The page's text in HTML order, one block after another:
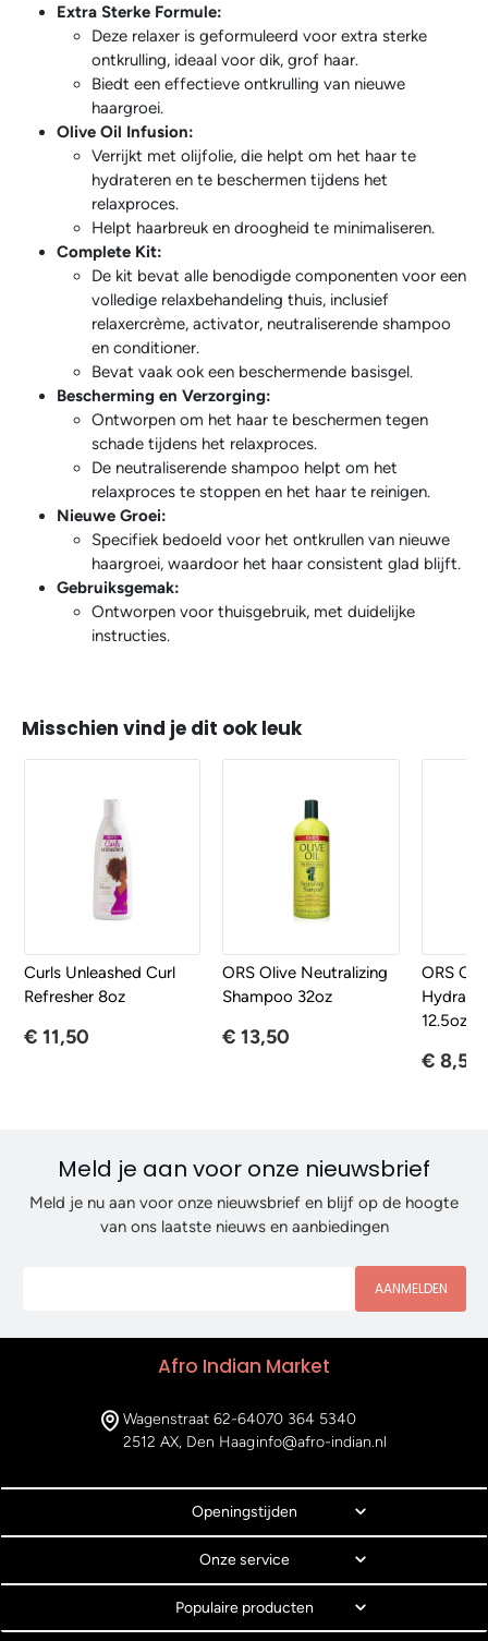
Extra Sterke Formule:
Deze relaxer is geformuleerd voor extra sterke
ontkrulling, ideaal voor dik, grof haar.
Biedt een effectieve ontkrulling van nieuwe
haargroei.
Olive Oil Infusion:
Verrijkt met olijfolie, die helpt om het haar te
hydrateren en te beschermen tijdens het
relaxproces.
Helpt haarbreuk en droogheid te minimaliseren.
Complete Kit:
De kit bevat alle benodigde componenten voor een
volledige relaxbehandeling thuis, inclusief
relaxercrème, activator, neutraliserende shampoo
en conditioner.
Bevat vaak ook een beschermende basisgel.
Bescherming en Verzorging:
Ontworpen om het haar te beschermen tegen
schade tijdens het relaxproces.
De neutraliserende shampoo helpt om het
relaxproces te stoppen en het haar te reinigen.
Nieuwe Groei:
Specifiek bedoeld voor het ontkrullen van nieuwe
haargroei, waardoor het haar consistent glad blijft.
Gebruiksgemak:
Ontworpen voor thuisgebruik, met duidelijke
instructies.
Misschien vind je dit ook leuk
Curls Unleashed Curl
Refresher 8oz
€ 11,50
ORS Olive Neutralizing
Shampoo 32oz
€ 13,50
ORS
12.5oz
€ 8,50
Meld je aan voor onze nieuwsbrief
Meld je nu aan voor onze nieuwsbrief en blijf op de hoogte
van ons laatste nieuws en aanbiedingen
AANMELDEN
Afro Indian Market
Wagenstraat 62-64
2512 AX, Den Haag
070 364 5340
info@afro-indian.nl
Openingstijden
Onze service
Populaire producten